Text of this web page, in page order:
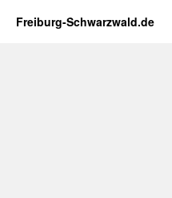
Freiburg-Schwarzwald.de